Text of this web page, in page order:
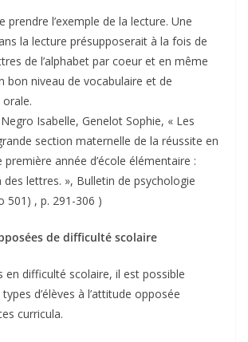
prendre l’exemple de la lecture. Une
la lecture présupposerait à la fois de
de l’alphabet par coeur et en même
bon niveau de vocabulaire et de
Isabelle, Genelot Sophie, « Les
section maternelle de la réussite en
année d’école élémentaire :
des lettres. », Bulletin de psychologie
501) , p. 291-306 )
de difficulté scolaire
en difficulté scolaire, il est possible
d’élèves à l’attitude opposée
curricula.